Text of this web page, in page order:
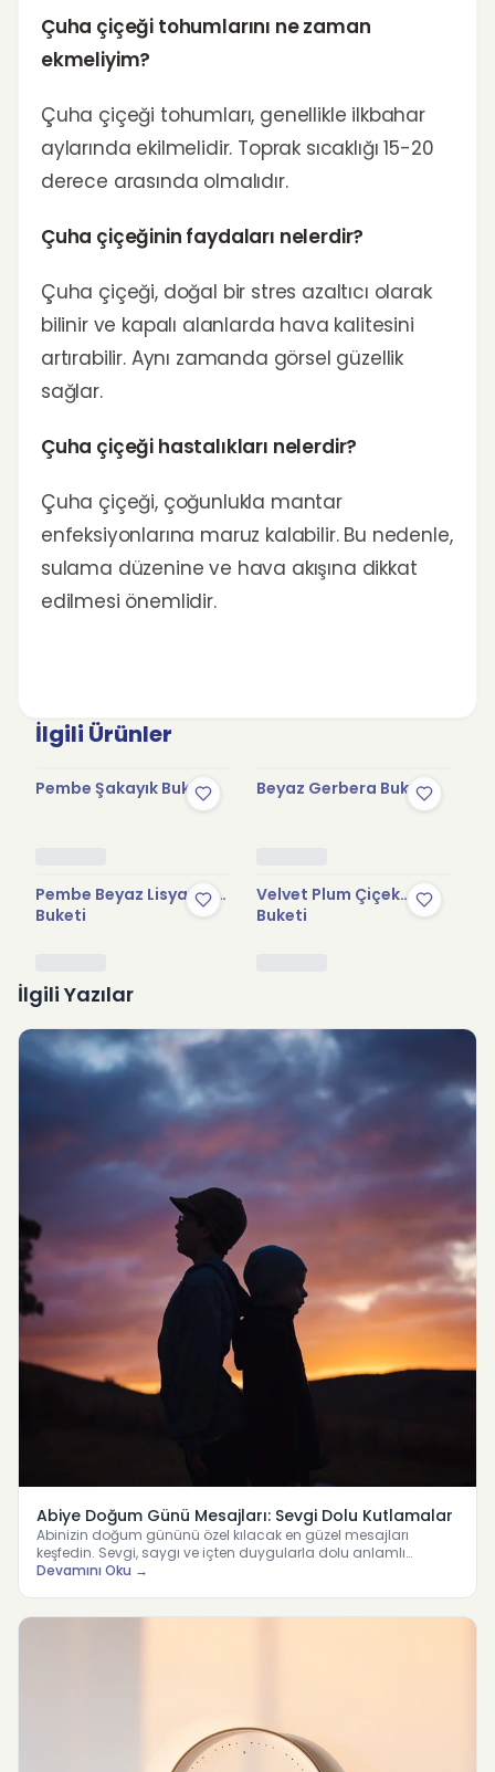
Çuha çiçeği tohumlarını ne zaman
ekmeliyim?
Çuha çiçeği tohumları, genellikle ilkbahar
aylarında ekilmelidir. Toprak sıcaklığı 15-20
derece arasında olmalıdır.
Çuha çiçeğinin faydaları nelerdir?
Çuha çiçeği, doğal bir stres azaltıcı olarak
bilinir ve kapalı alanlarda hava kalitesini
artırabilir. Aynı zamanda görsel güzellik
sağlar.
Çuha çiçeği hastalıkları nelerdir?
Çuha çiçeği, çoğunlukla mantar
enfeksiyonlarına maruz kalabilir. Bu nedenle,
sulama düzenine ve hava akışına dikkat
edilmesi önemlidir.
İlgili Ürünler
Pembe Şakayık Buketi
Pembe Beyaz Lisyantus
Buketi
Beyaz Gerbera Buketi
Velvet Plum Çiçek
Buketi
İlgili Yazılar
Abiye Doğum Günü Mesajları: Sevgi Dolu Kutlamalar
Abinizin doğum gününü özel kılacak en güzel mesajları
keşfedin. Sevgi, saygı ve içten duygularla dolu anlamlı
doğum gün…
Devamını Oku →